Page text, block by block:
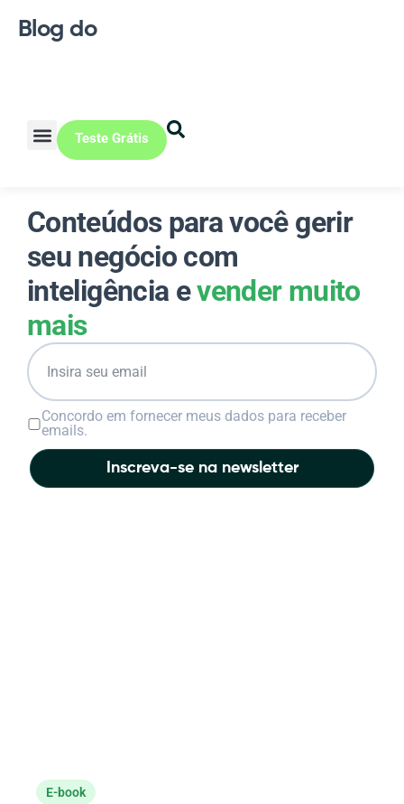
Blog do
Teste Grátis
Conteúdos para você gerir
seu negócio com
inteligência evender muito
mais
Concordo em fornecer meus dados para receber
emails.
Inscreva-se na newsletter
E-book